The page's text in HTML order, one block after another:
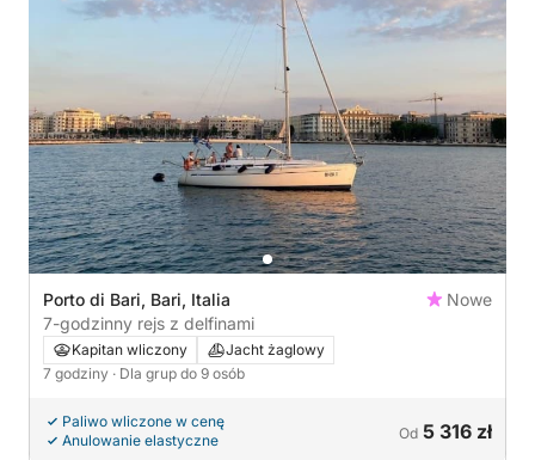
Porto di Bari, Bari, Italia
Nowe
7-godzinny rejs z delfinami
Kapitan wliczony
Jacht żaglowy
7 godziny · Dla grup do 9 osób
Paliwo wliczone w cenę
Anulowanie elastyczne
Od 5 316 zł